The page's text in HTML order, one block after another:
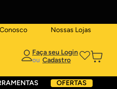
Nossas Lojas
ou
OFERTAS